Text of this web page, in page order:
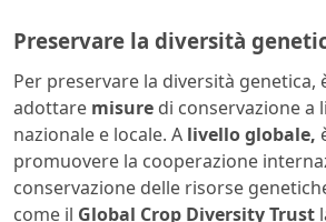
Preservare la diversità
Per preservare la diversità genetica,
adottare misure di conservazione a
nazionale e locale. A livello globale,
promuovere la cooperazione
conservazione delle risorse
come il Global Crop Diversity Trust